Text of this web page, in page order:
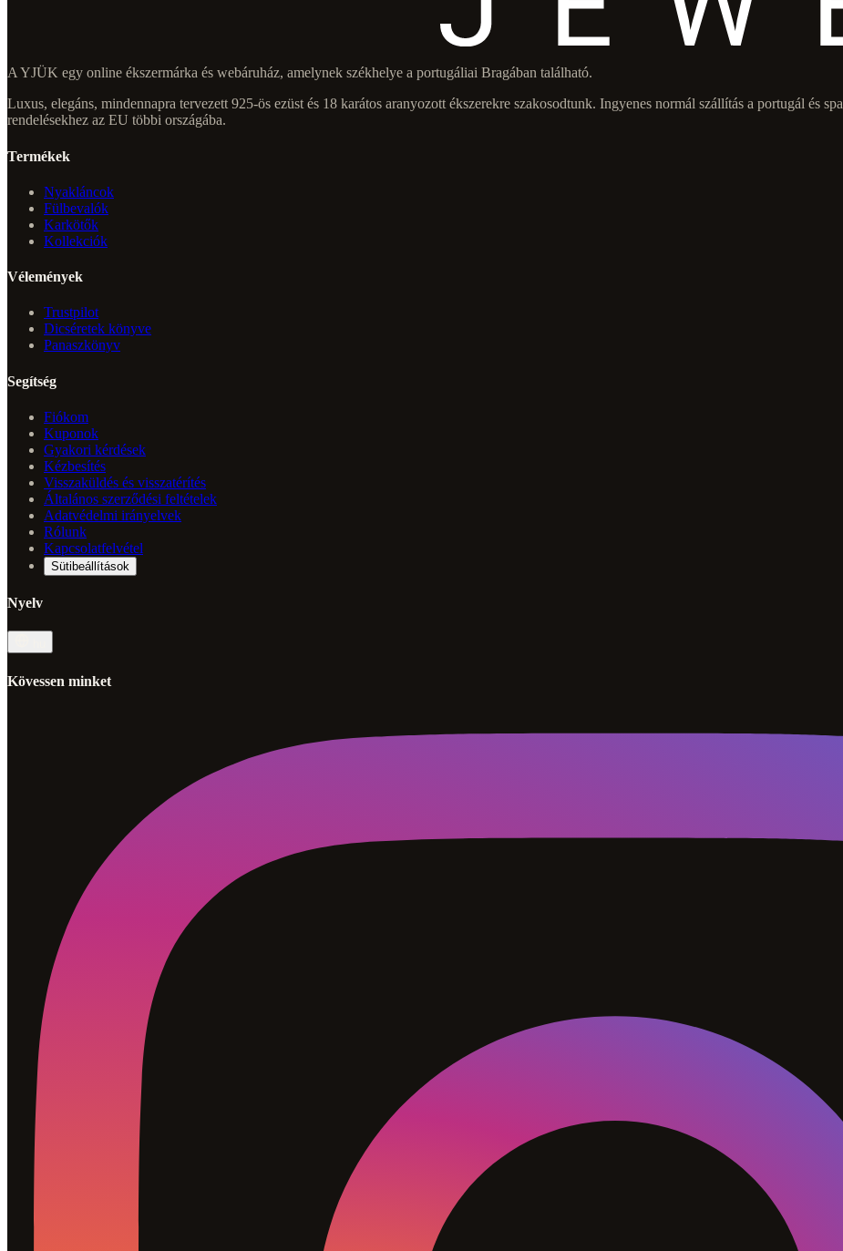
A YJÜK egy online ékszermárka és webáruház, amelynek székhelye a portugáliai Bragában található.
Luxus, elegáns, mindennapra tervezett 925-ös ezüst és 18 karátos aranyozott ékszerekre szakosodtunk. Ingyenes normál szállítás a portugál és
rendelésekhez az EU többi országába.
Termékek
Nyakláncok
Fülbevalók
Karkötők
Kollekciók
Vélemények
Trustpilot
Dicséretek könyve
Panaszkönyv
Segítség
Fiókom
Kuponok
Gyakori kérdések
Kézbesítés
Visszaküldés és visszatérítés
Általános szerződési feltételek
Adatvédelmi irányelvek
Rólunk
Kapcsolatfelvétel
Sütibeállítások
Nyelv
Kövessen minket